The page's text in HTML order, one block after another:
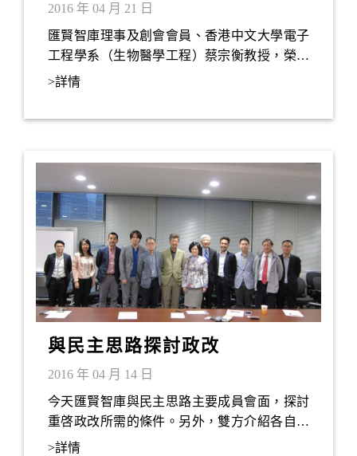
2016 年 04 月 21 日
匯賢智庫理事及創會會員、香港中文大學電子
工程學系（生物醫學工程）蔡宗衡教授，榮獲
本年度「裘槎前瞻科研大獎」(Croucher
>詳情
與民主思路探討政改
2016 年 04 月 14 日
今天匯賢智庫與民主思路主要成員會面，探討
重啓政改所需的條件。另外，雙方介紹各自的
工作項目，大家都希望以政策研究代替政治口
>詳情